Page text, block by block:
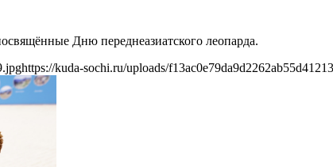
Дню переднеазиатского леопарда.
https://kuda-sochi.ru/uploads/